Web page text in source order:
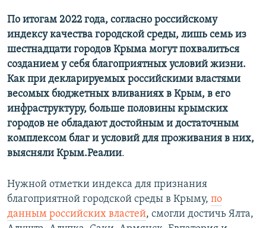
По итогам 2022 года, согласно российскому
индексу качества городской среды, лишь семь из
шестнадцати городов Крыма могут похвалиться
созданием у себя благоприятных условий жизни.
Как при декларируемых российскими властями
весомых бюджетных вливаниях в Крым, в его
инфраструктуру, больше половины крымских
городов не обладают достойным и достаточным
комплексом благ и условий для проживания в них,
выясняли Крым.Реалии.
Нужной отметки индекса для признания
благоприятной городской среды в Крыму, по
данным российских властей, смогли достичь Ялта,